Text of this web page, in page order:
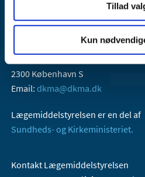
Tillad
Kun
Lægemiddelstyrelsen
2300 København S
Email: dkma@dkma.dk
Lægemiddelstyrelsen er en del af
Sundheds- og Kirkeministeriet.
Kontakt Lægemiddelstyrelsen